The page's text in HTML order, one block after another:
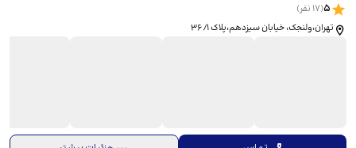
5
(
17 نفر)
تهران،ولنجک، خیابان سیزدهم،پلاک ۳۶/۱